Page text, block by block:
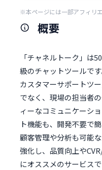
※本ページには一部アフィリ
概要
「チャネルトーク」は
級のチャットツールで
カスタマーサポートツ
でなく、現場の担当者
ィーなコミュニケーシ
ト機能も、開発不要で
顧客管理や分析も可能
強化し、品質向上や
にオススメのサービスで